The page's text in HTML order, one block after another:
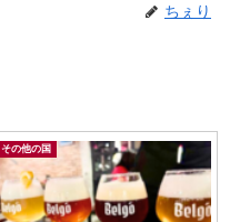
ちぇり
その他の国